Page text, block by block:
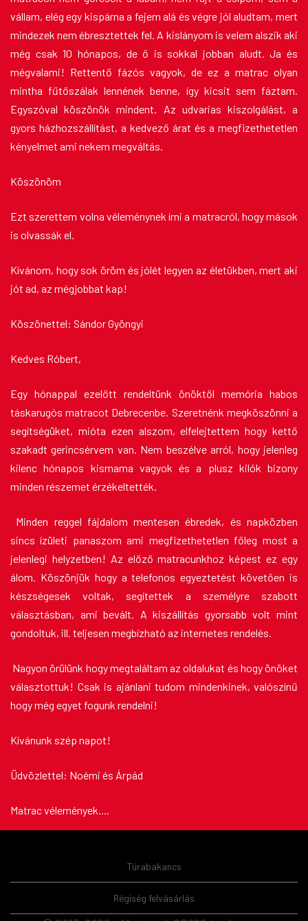
vállam, elég egy kispárna a fejem alá és végre jól aludtam, mert
mindezek nem ébresztettek fel. A kislányom is velem alszik aki
még csak 10 hónapos, de ő is sokkal jobban aludt. Ja és
mégvalami! Rettentő fázós vagyok, de ez a matrac olyan
mintha fűtőszálak lennének benne, így kicsit sem fáztam.
Egyszóval köszönök mindent. Az udvarias kiszolgálást, a
gyors házhozszállítást, a kedvező árat és a megfizethetetlen
kényelmet ami nekem megváltás.
Köszönöm
Ezt szerettem volna véleménynek írni a matracról, hogy mások
is olvassák el.
Kívánom, hogy sok öröm és jólét legyen az életükben, mert aki
jót ad, az mégjobbat kap!
Köszönettel: Sándor Gyöngyi
Kedves Róbert,
Egy hónappal ezelőtt rendeltünk önöktől memória habos
táskarugós matracot Debrecenbe. Szeretnénk megköszönni a
segítségüket, mióta ezen alszom, elfelejtettem hogy kettő
szakadt gerincsérvem van. Nem beszélve arról, hogy jelenleg
kilenc hónapos kismama vagyok és a plusz kilók bizony
minden részemet érzékeltették.
Minden reggel fájdalom mentesen ébredek, és napközben
sincs ízületi panaszom ami megfizethetetlen főleg most a
jelenlegi helyzetben! Az előző matracunkhoz képest ez egy
álom. Köszönjük hogy a telefonos egyeztetést követően is
készségesek voltak, segítettek a személyre szabott
választásban, ami bevált. A kiszállítás gyorsabb volt mint
gondoltuk, ill. teljesen megbízható az internetes rendelés.
Nagyon örülünk hogy megtaláltam az oldalukat és hogy önöket
választottuk! Csak is ajánlani tudom mindenkinek, valószínű
hogy még egyet fogunk rendelni!
Kívánunk szép napot!
Üdvözlettel: Noémi és Árpád
Matrac vélemények....
Túrabakancs
Régiség felvásárlás